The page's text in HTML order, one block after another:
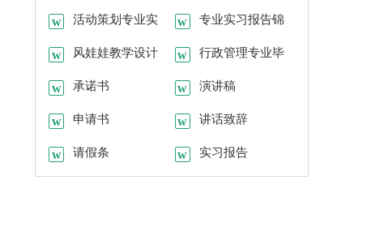
实习报告四篇 案汇编六篇
活动策划专业实
习心得
专业实习报告锦
集9篇
风娃娃教学设计
合集15篇
行政管理专业毕
业生求职信
承诺书 演讲稿
申请书 讲话致辞
请假条 实习报告